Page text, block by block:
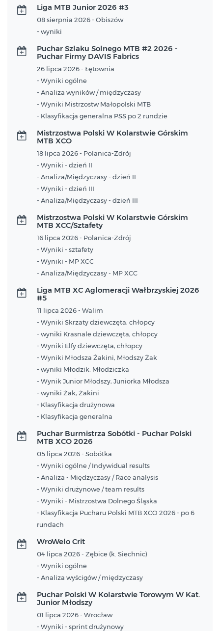
Liga MTB Junior 2026 #3
08 sierpnia 2026 - Obiszów
- wyniki
Puchar Szlaku Solnego MTB #2 2026 -
Puchar Firmy DAVIS Fabrics
26 lipca 2026 - Łętownia
- Wyniki ogólne
- Analiza wyników / międzyczasy
- Wyniki Mistrzostw Małopolski MTB
- Klasyfikacja generalna PSS po 2 rundzie
Mistrzostwa Polski W Kolarstwie Górskim
MTB XCO
18 lipca 2026 - Polanica-Zdrój
- Wyniki - dzień II
- Analiza/Międzyczasy - dzień II
- Wyniki - dzień III
- Analiza/Międzyczasy - dzień III
Mistrzostwa Polski W Kolarstwie Górskim
MTB XCC/Sztafety
16 lipca 2026 - Polanica-Zdrój
- Wyniki - sztafety
- Wyniki - MP XCC
- Analiza/Międzyczasy - MP XCC
Liga MTB XC Aglomeracji Wałbrzyskiej 2026
#5
11 lipca 2026 - Walim
- Wyniki Skrzaty dziewczęta, chłopcy
- wyniki Krasnale dziewczęta, chłopcy
- Wyniki Elfy dziewczęta, chłopcy
- Wyniki Młodsza Żakini, Młodszy Żak
- wyniki Młodzik, Młodziczka
- Wynik Junior Młodszy, Juniorka Młodsza
- wyniki Żak, Żakini
- Klasyfikacja drużynowa
- Klasyfikacja generalna
Puchar Burmistrza Sobótki - Puchar Polski
MTB XCO 2026
05 lipca 2026 - Sobótka
- Wyniki ogólne / Indywidual results
- Analiza - Międzyczasy / Race analysis
- Wyniki drużynowe / team results
- Wyniki - Mistrzostwa Dolnego Śląska
- Klasyfikacja Pucharu Polski MTB XCO 2026 - po 6
rundach
WroWelo Crit
04 lipca 2026 - Zębice (k. Siechnic)
- Wyniki ogólne
- Analiza wyścigów / międzyczasy
Puchar Polski W Kolarstwie Torowym W Kat.
Junior Młodszy
01 lipca 2026 - Wrocław
- Wyniki - sprint drużynowy